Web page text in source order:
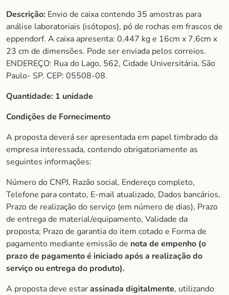
Descrição: Envio de caixa contendo 35 amostras para
análise laboratoriais (isótopos), pó de rochas em frascos de
eppendorf. A caixa apresenta: 0,447 kg e 16cm x 7,6cm x
23 cm de dimensões. Pode ser enviada pelos correios.
ENDEREÇO: Rua do Lago, 562, Cidade Universitária, São
Paulo- SP. CEP: 05508-08.
Quantidade: 1 unidade
Condições de Fornecimento
A proposta deverá ser apresentada em papel timbrado da
empresa interessada, contendo obrigatoriamente as
seguintes informações:
Número do CNPJ, Razão social, Endereço completo,
Telefone para contato, E-mail atualizado, Dados bancários,
Prazo de realização do serviço (em número de dias), Prazo
de entrega de material/equipamento, Validade da
proposta; Prazo de garantia do item cotado e Forma de
pagamento mediante emissão de nota de empenho (o
prazo de pagamento é iniciado após a realização do
serviço ou entrega do produto).
A proposta deve estarassinada digitalmente, utilizando